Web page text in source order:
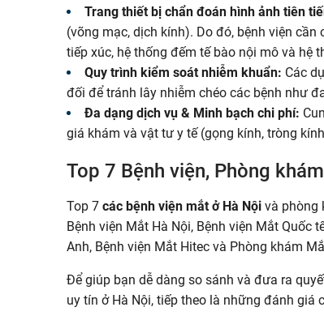
Trang thiết bị chẩn đoán hình ảnh tiên
(võng mạc, dịch kính). Do đó, bệnh viện
tiếp xúc, hệ thống đếm tế bào nội mô và hệ
Quy trình kiểm soát nhiễm khuẩn: Các
đối để tránh lây nhiễm chéo các bệnh như
Đa dạng dịch vụ & Minh bạch chi phí:
giá khám và vật tư y tế (gọng kính, tròng
Top 7 Bệnh viện, Phòng
Top 7 các bệnh viện mắt ở Hà Nội và phòng
Bệnh viện Mắt Hà Nội, Bệnh viện Mắt Quốc
Anh, Bệnh viện Mắt Hitec và Phòng khám
Để giúp bạn dễ dàng so sánh và đưa ra
uy tín ở Hà Nội, tiếp theo là những đánh giá